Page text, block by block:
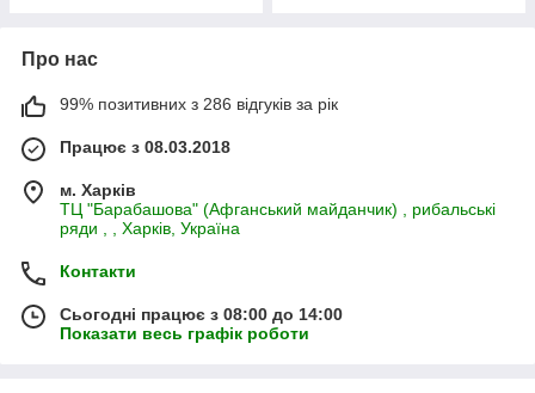
Про нас
99% позитивних з 286 відгуків за рік
Працює з 08.03.2018
м. Харків
ТЦ "Барабашова" (Афганський майданчик) , рибальські
ряди , , Харків, Україна
Контакти
Сьогодні працює з 08:00 до 14:00
Показати весь графік роботи